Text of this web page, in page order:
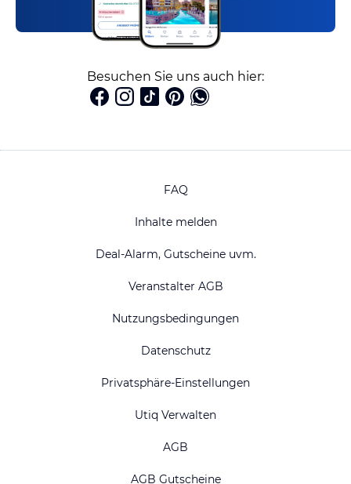
Besuchen Sie uns auch hier:
FAQ
Inhalte melden
Deal-Alarm, Gutscheine uvm.
Veranstalter AGB
Nutzungsbedingungen
Datenschutz
Privatsphäre-Einstellungen
Utiq Verwalten
AGB
AGB Gutscheine